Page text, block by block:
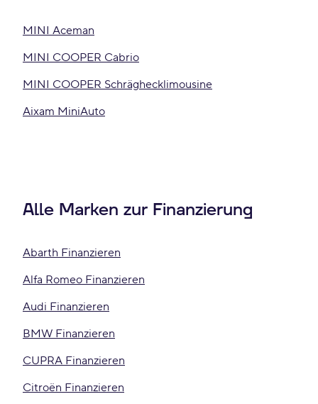
MINI Aceman
MINI COOPER Cabrio
MINI COOPER Schräghecklimousine
Aixam MiniAuto
Alle Marken zur Finanzierung
Abarth Finanzieren
Alfa Romeo Finanzieren
Audi Finanzieren
BMW Finanzieren
CUPRA Finanzieren
Citroën Finanzieren